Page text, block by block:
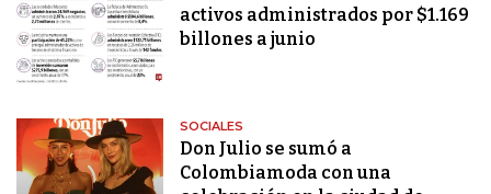
activos administrados por $1.169
billones a junio
SOCIALES
Don Julio se sumó a
Colombiamoda con una